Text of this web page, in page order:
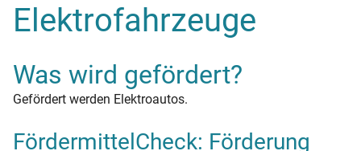
Elektrofahrzeuge
Was wird gefördert?
Gefördert werden Elektroautos.
FördermittelCheck: Förderung